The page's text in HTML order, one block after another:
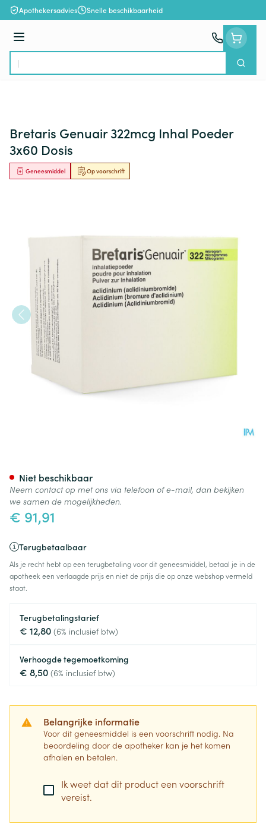
Ga naar de inhoud
Apothekersadvies Snelle beschikbaarheid
Menu
Product, merk, categorie...
Zoek
Bretaris Genuair 322mcg Inhal Poeder
3x60 Dosis
Op voorschrift
Geneesmiddel
€ 91,91
Terugbetaalbaar
Als je recht hebt op een terugbetaling voor dit geneesmiddel, betaal je in de
apotheek een verlaagde prijs en niet de prijs die op onze webshop vermeld
staat.
Terugbetalingstarief
€ 12,80 (6% inclusief btw)
Verhoogde tegemoetkoming
€ 8,50 (6% inclusief btw)
Belangrijke informatie
Voor dit geneesmiddel is een voorschrift nodig. Na
beoordeling door de apotheker kan je het komen
afhalen en betalen.
Ik weet dat dit product een voorschrift
vereist.
Niet beschikbaar
Neem contact op met ons via telefoon of e-mail, dan bekijken
we samen de mogelijkheden.